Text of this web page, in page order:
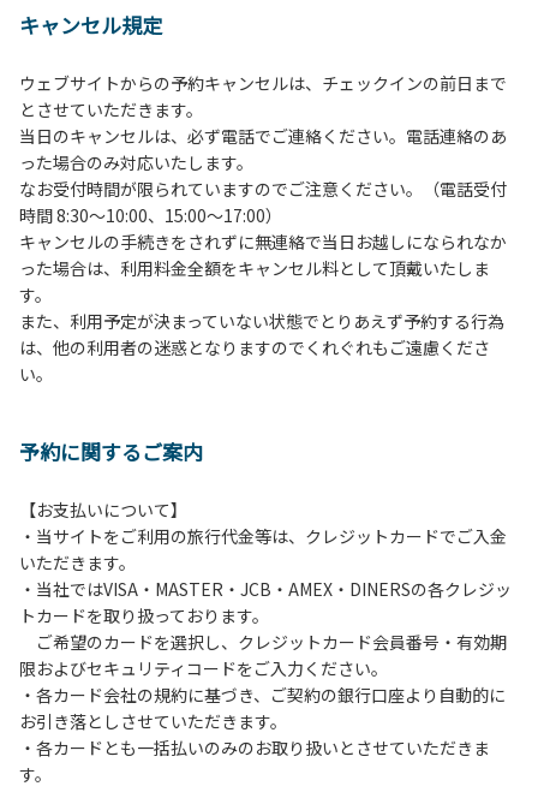
２、中学生以下だけでの利用はできません。高校生以上の方
３、テントサイト（多目的広場を含む。）の使用は、事前に
予約いただいた方のみで、連泊の方を除き、正午からです。
基本的に、テント1張りにつき1区画の予約をお願いします。
管理棟にてチェックインの手続きを行ってください。午後3
時前にお越しの方は、午後3時になりましたら管理棟にて手
続きを行ってください。午後5時過ぎにお越しの方は、翌朝
手続きを行ってください。
４、車両は、荷物の積み下ろし時以外は、駐車場にとめてく
ださい。
５、チェックアウトは、午前10時まで（日帰り使用の場合は
午後5時まで）です。チェックインの手続きを行っていない
方や使用人数が増えた場合は、必ず手続きを行ってくださ
ら午前10時までの間にゴミステーションに出してください。
は、お持ち帰りをお願いします。
【禁止事項】
カラオケ、発電機、地面での直火による焚き火、キャンプフ
ァイヤー、打ち上げ式花火、テントサウナの設置
【注意事項】
当キャンプ場のそばを流れる歴舟川は、上流で雨が降ると短
時間で増水し、川原で遊んでいると大変危険な状態になりや
すく、過去にも増水により人が流される事故が数件起きてい
キャンセル規定
ウェブサイトからの予約キャンセルは、チェックインの前日まで
とさせていただきます。
当日のキャンセルは、必ず電話でご連絡ください。電話連絡のあ
った場合のみ対応いたします。
なお受付時間が限られていますのでご注意ください。（電話受付
時間 8:30～10:00、15:00～17:00）
キャンセルの手続きをされずに無連絡で当日お越しになられなか
った場合は、利用料金全額をキャンセル料として頂戴いたしま
す。
また、利用予定が決まっていない状態でとりあえず予約する行為
は、他の利用者の迷惑となりますのでくれぐれもご遠慮くださ
い。
予約に関するご案内
【お支払いについて】
・当サイトをご利用の旅行代金等は、クレジットカードでご入金
いただきます。
・当社ではVISA・MASTER・JCB・AMEX・DINERSの各クレジッ
トカードを取り扱っております。
ご希望のカードを選択し、クレジットカード会員番号・有効期
限およびセキュリティコードをご入力ください。
・各カード会社の規約に基づき、ご契約の銀行口座より自動的に
お引き落としさせていただきます。
・各カードとも一括払いのみのお取り扱いとさせていただきま
す。